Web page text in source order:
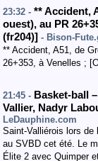
23:32 - **Accident,
ouest), au PR
(fr204)] - Bison-
** Accident, A51, de
26+353, à Venelles ;
21:45 - Basket-ball
Vallier, Nadyr
LeDauphine.com
Saint-Valliérois lors de
au SVBD cet été. Le
Élite 2 avec Quimper